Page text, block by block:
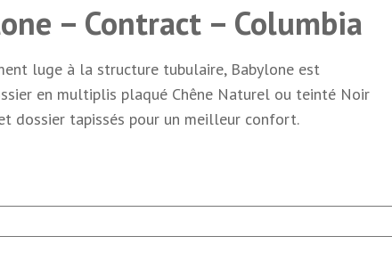
– Contract – Columbia
luge à la structure tubulaire, Babylone est
en multiplis plaqué Chêne Naturel ou teinté Noir
dossier tapissés pour un meilleur confort.